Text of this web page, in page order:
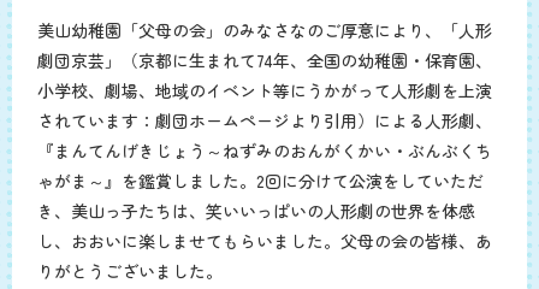
美山幼稚園「父母の会」のみなさなのご厚意により、「人形
劇団京芸」（京都に生まれて74年、全国の幼稚園・保育園、
小学校、劇場、地域のイベント等にうかがって人形劇を上演
されています：劇団ホームページより引用）による人形劇、
『まんてんげきじょう～ねずみのおんがくかい・ぶんぶくち
ゃがま～』を鑑賞しました。2回に分けて公演をしていただ
き、美山っ子たちは、笑いいっぱいの人形劇の世界を体感
し、おおいに楽しませてもらいました。父母の会の皆様、あ
りがとうございました。